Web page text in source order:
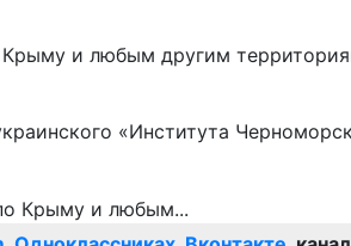
и любым другим
«Института